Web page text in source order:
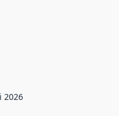
2026